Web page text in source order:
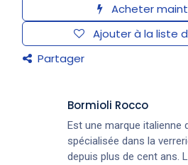
Acheter
Ajouter à la liste
Partager
Bormioli Rocco
Est une marque italienne
spécialisée dans la
depuis plus de cent ans.